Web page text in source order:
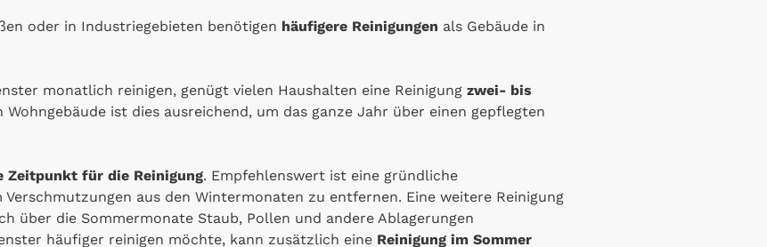
oder in Industriegebieten benötigen häufigere Reinigungen als Gebäude in
monatlich reinigen, genügt vielen Haushalten eine Reinigung zwei- bis
Wohngebäude ist dies ausreichend, um das ganze Jahr über einen gepflegten
Zeitpunkt für die Reinigung. Empfehlenswert ist eine gründliche
Verschmutzungen aus den Wintermonaten zu entfernen. Eine weitere Reinigung
über die Sommermonate Staub, Pollen und andere Ablagerungen
häufiger reinigen möchte, kann zusätzlich eine Reinigung im Sommer